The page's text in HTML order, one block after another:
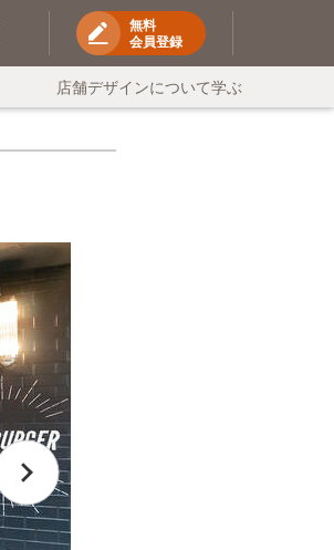
無料
会員登録
店舗デザインについて学ぶ